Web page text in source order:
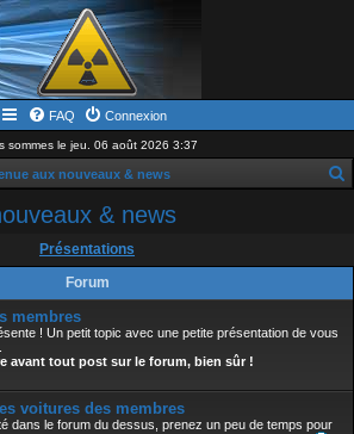
FAQ Connexion
sommes le jeu. 06 août 2026 3:37
aux nouveaux & news
& news
Présentations
Forum
membres
! Un petit topic avec une petite présentation de vous
avant tout post sur le forum, bien sûr !
voitures des membres
dans le forum du dessus, prenez un peu de temps pour